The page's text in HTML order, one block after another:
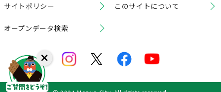
サイトポリシー このサイトについて
オープンデータ検索